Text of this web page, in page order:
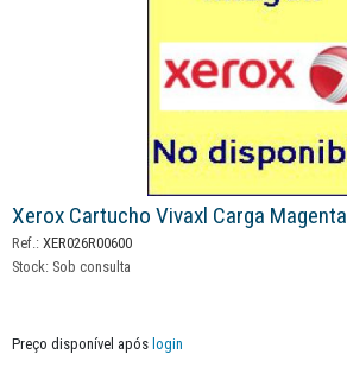
Xerox Cartucho Vivaxl Carga Magenta
Ref.: XER026R00600
Stock: Sob consulta
Preço disponível após login